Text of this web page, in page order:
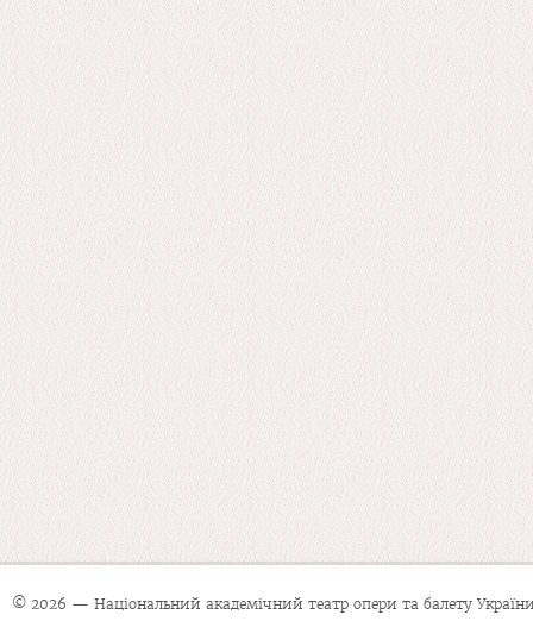
© 2026 — Національний академічний театр опери та балету